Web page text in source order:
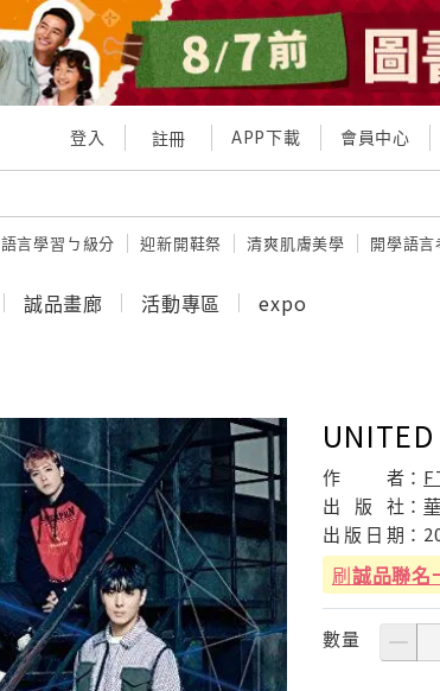
登入 註冊 APP下載 會員中心
語言學習ㄅ級分 迎新開鞋祭 清爽肌膚美學 開學語
誠品畫廊 活動專區 expo
作 者：
出
版 社：
出 版 日 期：
刷誠品聯名
數量